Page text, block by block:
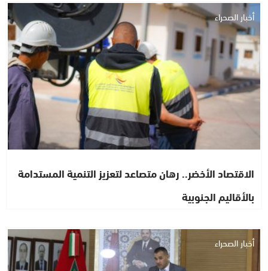
أخبار الصحراء
الاقتصاد الأخضر.. رهان متصاعد لتعزيز التنمية المستدامة
بالأقاليم الجنوبية
أخبار الصحراء